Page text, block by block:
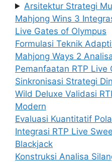
Arsitektur Strategi
Mahjong Wins 3
Live Gates of Olympus
Formulasi Teknik
Mahjong Ways 2
Pemanfaatan RTP Live
Sinkronisasi Strategi
Wild Deluxe Validasi
Modern
Evaluasi Kuantitatif
Integrasi RTP Live
Blackjack
Konstruksi Analisa